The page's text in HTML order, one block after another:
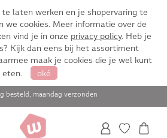
laten werken en je shopervaring te
we cookies. Meer informatie over de
vind je in onze privacy policy. Heb je
Kijk dan eens bij het assortiment
maak je cookies die je wel kunt
eten.
oké
besteld, maandag verzonden